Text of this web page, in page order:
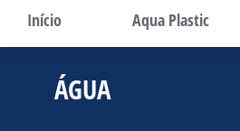
Início Aqua Plastic
ÁGUA